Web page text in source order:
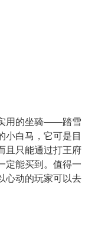
用的坐骑——踏雪
小白马，它可是目
且只能通过打王府
定能买到。值得一
心动的玩家可以去